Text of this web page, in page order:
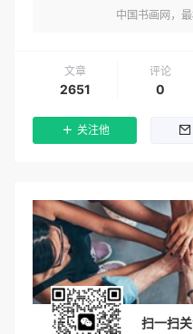
中国书画网，
文章
2651
评论
0
关注他
扫一扫